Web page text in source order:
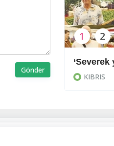
Gönder
‘Severek
KIBRIS
1 2